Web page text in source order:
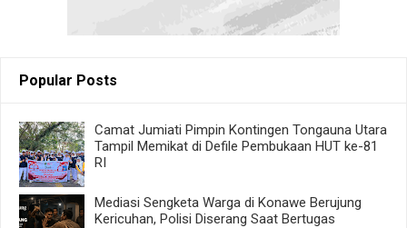
Popular Posts
Camat Jumiati Pimpin Kontingen Tongauna Utara
Tampil Memikat di Defile Pembukaan HUT ke-81
RI
Mediasi Sengketa Warga di Konawe Berujung
Kericuhan, Polisi Diserang Saat Bertugas